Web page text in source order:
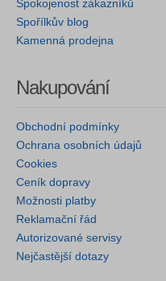
Spokojenost zákazníků
Spořílkův blog
Kamenná prodejna
Nakupování
Obchodní podmínky
Ochrana osobních údajů
Cookies
Ceník dopravy
Možnosti platby
Reklamační řád
Autorizované servisy
Nejčastější dotazy